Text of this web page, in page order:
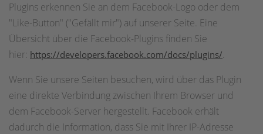
Plugins erkennen Sie an dem Facebook-Logo oder dem
"Like-Button" ("Gefällt mir") auf unserer Seite. Eine
Übersicht über die Facebook-Plugins finden Sie
hier: https://developers.facebook.com/docs/plugins/.
Wenn Sie unsere Seiten besuchen, wird über das Plugin
eine direkte Verbindung zwischen Ihrem Browser und
dem Facebook-Server hergestellt. Facebook erhält
dadurch die Information, dass Sie mit Ihrer IP-Adresse